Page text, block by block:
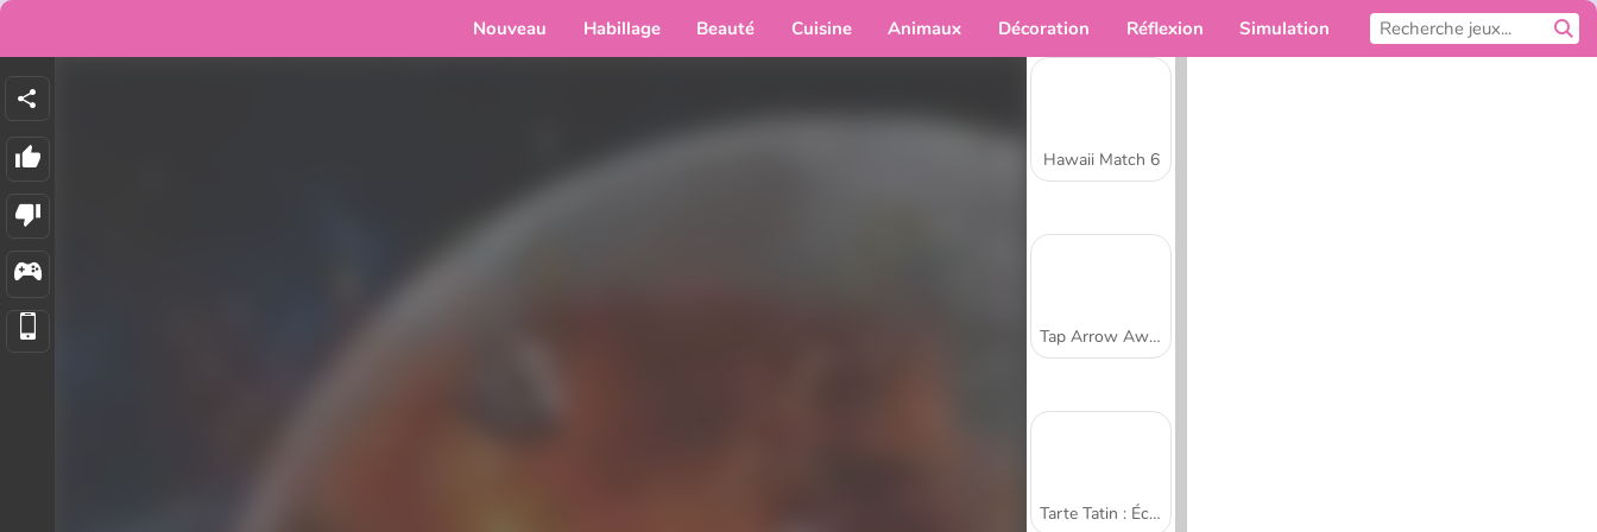
Nouveau Habillage Beauté Cuisine Animaux Décoration Réflexion Simulation
Hawaii Match 6
Tap Arrow Away
Tarte Tatin : École de cuisine de Sara